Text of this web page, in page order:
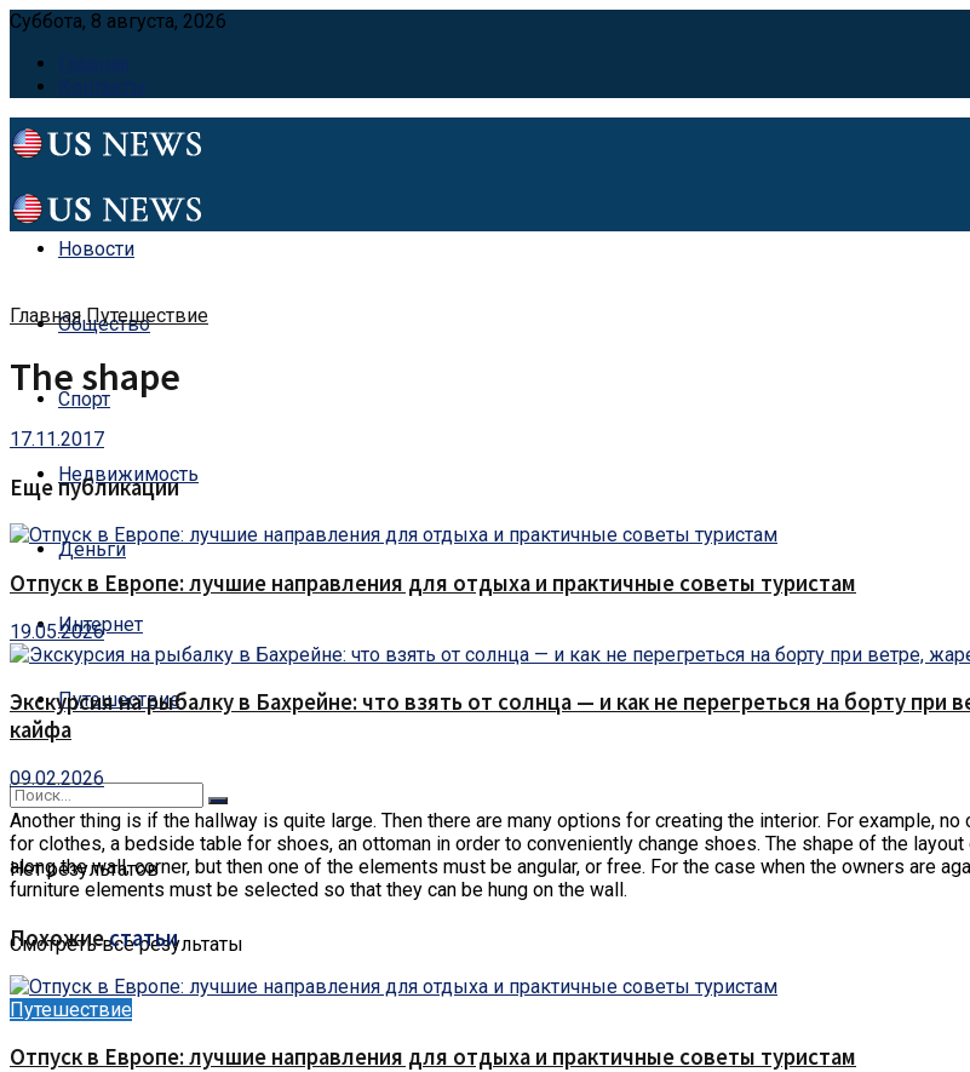
Суббота, 8 августа, 2026
Главная
Контакты
Новости
Общество
Спорт
Недвижимость
Деньги
Интернет
Путешествие
Нет результатов
Смотреть все результаты
Главная Путешествие
The shape
17.11.2017
Еще публикации
Отпуск в Европе: лучшие направления для отдыха и практичные советы туристам
19.05.2026
Экскурсия на рыбалку в Бахрейне: что взять от солнца — и как не перегреться на борту
кайфа
09.02.2026
Another thing is if the hallway is quite large. Then there are many options for creating the interior. For example,
for clothes, a bedside table for shoes, an ottoman in order to conveniently change shoes. The shape of the
along the wall, corner, but then one of the elements must be angular, or free. For the case when the owners are
furniture elements must be selected so that they can be hung on the wall.
Похожиестатьи
Путешествие
Отпуск в Европе: лучшие направления для отдыха и практичные советы туристам